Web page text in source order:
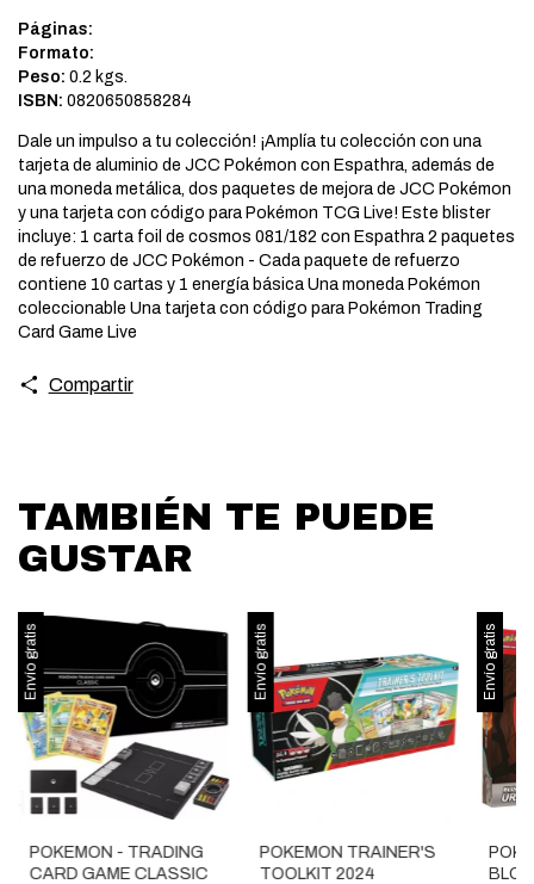
Páginas:
Formato:
Peso: 0.2 kgs.
ISBN: 0820650858284
Dale un impulso a tu colección! ¡Amplía tu colección con una
tarjeta de aluminio de JCC Pokémon con Espathra, además de
una moneda metálica, dos paquetes de mejora de JCC Pokémon
y una tarjeta con código para Pokémon TCG Live! Este blister
incluye: 1 carta foil de cosmos 081/182 con Espathra 2 paquetes
de refuerzo de JCC Pokémon - Cada paquete de refuerzo
contiene 10 cartas y 1 energía básica Una moneda Pokémon
coleccionable Una tarjeta con código para Pokémon Trading
Card Game Live
Compartir
TAMBIÉN TE PUEDE
GUSTAR
Envío gratis
POKEMON - TRADING
CARD GAME CLASSIC
Envío gratis
POKEMON TRAINER'S
TOOLKIT 2024
Envío gratis